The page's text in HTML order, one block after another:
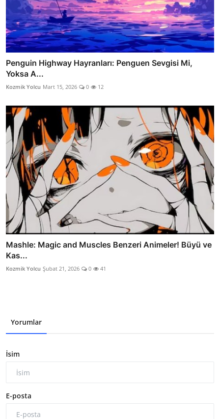
Penguin Highway Hayranları: Penguen Sevgisi Mi,
Yoksa A...
Kozmik Yolcu Mart 15, 2026 0 12
Mashle: Magic and Muscles Benzeri Animeler! Büyü ve
Kas...
Kozmik Yolcu Şubat 21, 2026 0 41
Yorumlar
İsim
E-posta